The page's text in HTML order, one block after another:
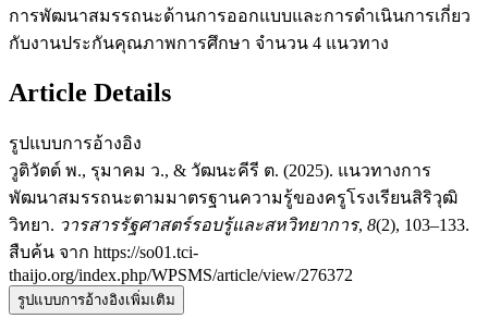
การพัฒนาสมรรถนะด้านการออกแบบและการดำเนินการเกี่ยว
กับงานประกันคุณภาพการศึกษา จำนวน 4 แนวทาง
Article Details
รูปแบบการอ้างอิง
วูติวัตต์ พ., รุมาคม ว., & วัฒนะคีรี ต. (2025). แนวทางการ
พัฒนาสมรรถนะตามมาตรฐานความรู้ของครูโรงเรียนสิริวุฒิ
วิทยา. วารสารรัฐศาสตร์รอบรู้และสหวิทยาการ, 8(2), 103–133.
สืบค้น จาก https://so01.tci-
thaijo.org/index.php/WPSMS/article/view/276372
รูปแบบการอ้างอิงเพิ่มเติม